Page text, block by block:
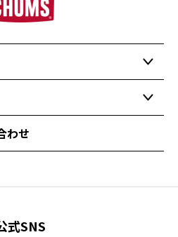
わせ
式SNS